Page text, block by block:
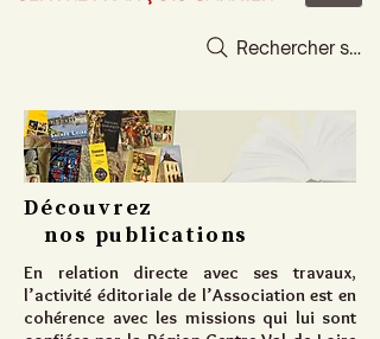
Rechercher sur
Découvrez
nos publications
En relation directe avec ses travaux,
l’activité éditoriale de l’Association est en
cohérence avec les missions qui lui sont